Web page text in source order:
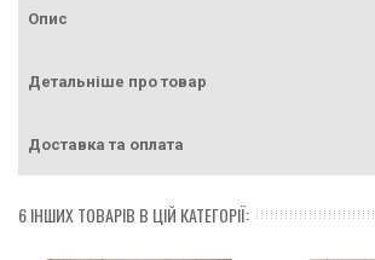
Опис
Детальніше про товар
Доставка та оплата
6 ІНШИХ ТОВАРІВ В ЦІЙ КАТЕГОРІЇ: